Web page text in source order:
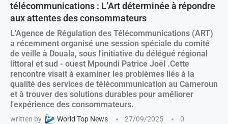
télécommunications : L’Art déterminée à répondre
aux attentes des consommateurs
L'Agence de Régulation des Télécommunications (ART)
a récemment organisé une session spéciale du comité
de veille à Douala, sous l'initiative du délégué régional
littoral et sud - ouest Mpoundi Patrice Joël .Cette
rencontre visait à examiner les problèmes liés à la
qualité des services de télécommunication au Cameroun
et à trouver des solutions durables pour améliorer
l'expérience des consommateurs.
written by World Top News 27/09/2025
0